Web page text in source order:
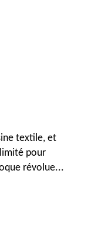
textile, et
pour
révolue...